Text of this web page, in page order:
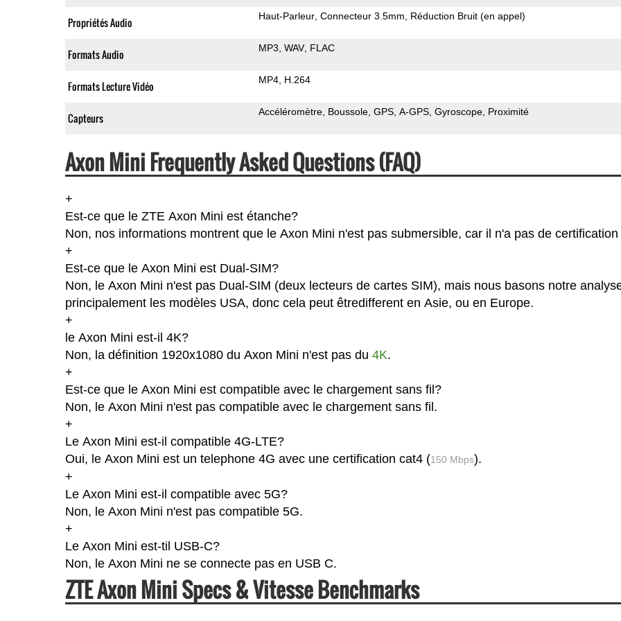
Propriétés Audio Haut-Parleur Connecteur 3.5mm Réduction Bruit (en appel)
Formats Audio MP3 WAV FLAC
Formats Lecture Vidéo MP4 H.264
Capteurs Accéléromètre Boussole GPS A-GPS Gyroscope Proximité
Axon Mini Frequently Asked Questions (FAQ)
+
Est-ce que le ZTE Axon Mini est étanche?
Non, nos informations montrent que le Axon Mini n'est pas submersible, car il n'a pas de certification
+
Est-ce que le Axon Mini est Dual-SIM?
Non, le Axon Mini n'est pas Dual-SIM (deux lecteurs de cartes SIM), mais nous basons notre
principalement les modèles USA, donc cela peut êtredifferent en Asie, ou en Europe.
+
le Axon Mini est-il 4K?
Non, la définition 1920x1080 du Axon Mini n'est pas du 4K.
+
Est-ce que le Axon Mini est compatible avec le chargement sans fil?
Non, le Axon Mini n'est pas compatible avec le chargement sans fil.
+
Le Axon Mini est-il compatible 4G-LTE?
Oui, le Axon Mini est un telephone 4G avec une certification cat4 (150 Mbps).
+
Le Axon Mini est-il compatible avec 5G?
Non, le Axon Mini n'est pas compatible 5G.
+
Le Axon Mini est-til USB-C?
Non, le Axon Mini ne se connecte pas en USB C.
ZTE Axon Mini Specs & Vitesse Benchmarks